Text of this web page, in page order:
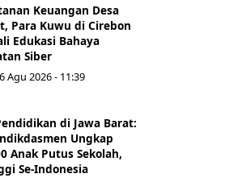
Keuangan Desa
Para Kuwu di Cirebon
Edukasi Bahaya
Siber
Agu 2026 - 11:39
di Jawa Barat:
Ungkap
Anak Putus Sekolah,
Se-Indonesia